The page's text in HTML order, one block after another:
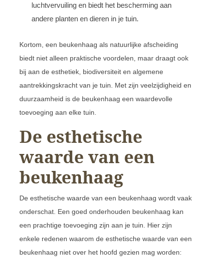
luchtvervuiling en biedt het bescherming aan
andere planten en dieren in je tuin.
Kortom, een beukenhaag als natuurlijke afscheiding
biedt niet alleen praktische voordelen, maar draagt ook
bij aan de esthetiek, biodiversiteit en algemene
aantrekkingskracht van je tuin. Met zijn veelzijdigheid en
duurzaamheid is de beukenhaag een waardevolle
toevoeging aan elke tuin.
De esthetische
waarde van een
beukenhaag
De esthetische waarde van een beukenhaag wordt vaak
onderschat. Een goed onderhouden beukenhaag kan
een prachtige toevoeging zijn aan je tuin. Hier zijn
enkele redenen waarom de esthetische waarde van een
beukenhaag niet over het hoofd gezien mag worden: